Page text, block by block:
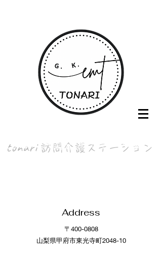
tonari 訪問介護ステーション
Address
〒400-0808
​山梨県甲府市東光寺町2048-10